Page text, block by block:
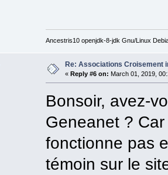
Ancestris10 openjdk-8-jdk Gnu/Linux
Re: Associations Croisement
« Reply #6 on: March 01, 2019,
Bonsoir, avez-
Geneanet ?
fonctionne pas
témoin sur le